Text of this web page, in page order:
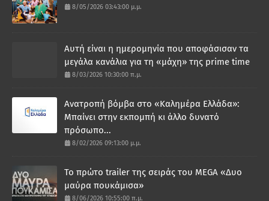
8/05/2026 03:43:00 μ.μ.
Αυτή είναι η ημερομηνία που αποφάσισαν τα
μεγάλα κανάλια για τη «μάχη» της prime time
8/03/2026 10:30:00 π.μ.
Ανατροπή βόμβα στο «Καλημέρα Ελλάδα»:
Μπαίνει στην εκπομπή κι άλλο δυνατό
πρόσωπο...
8/02/2026 09:13:00 μ.μ.
Το πρώτο trailer της σειράς του MEGA «Δυο
μαύρα πουκάμισα»
8/06/2026 10:55:00 π.μ.